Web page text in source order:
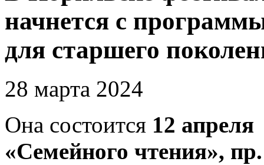
начнется с
для старшего
28 марта 2024
Она состоится 12
«Семейного чтения»,